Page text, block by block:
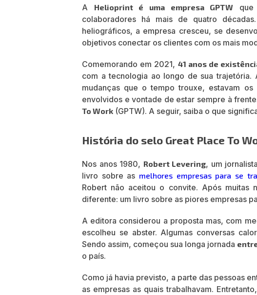
A Helioprint é uma empresa GPTW
que
colaboradores há mais de quatro décadas.
heliográficos, a empresa cresceu, se
objetivos conectar os clientes com os mais
Comemorando em 2021, 41 anos de
com a tecnologia ao longo de sua trajetória.
mudanças que o tempo trouxe, estavam os
envolvidos e vontade de estar sempre à
To Work (GPTW). A seguir, saiba o que
História do selo Great Place To
Nos anos 1980, Robert Levering, um
livro sobre as melhores empresas para se
Robert não aceitou o convite. Após muitas
diferente: um livro sobre as piores empresas
A editora considerou a proposta mas, com
escolheu se abster. Algumas conversas
Sendo assim, começou sua longa jornada
o país.
Como já havia previsto, a parte das pessoas
as empresas as quais trabalhavam.